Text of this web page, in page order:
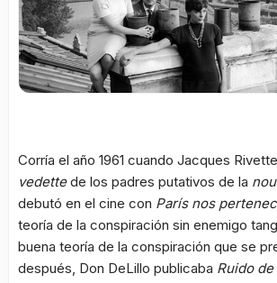
Corría el año 1961 cuando Jacques
vedettede los padres putativos de la
debutó en el cine con París nos
teoría de la conspiración sin enemigo
buena teoría de la conspiración que se
después, Don DeLillo publicaba Ruido